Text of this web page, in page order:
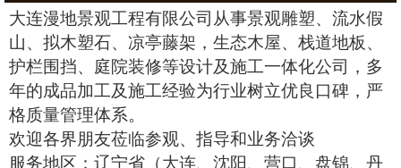
大连漫地景观工程有限公司从事景观雕塑、流水假
山、拟木塑石、凉亭藤架，生态木屋、栈道地板、
护栏围挡、庭院装修等设计及施工一体化公司，多
年的成品加工及施工经验为行业树立优良口碑，严
格质量管理体系。
欢迎各界朋友莅临参观、指导和业务洽谈
服务地区：辽宁省（大连、沈阳、营口、盘锦、丹